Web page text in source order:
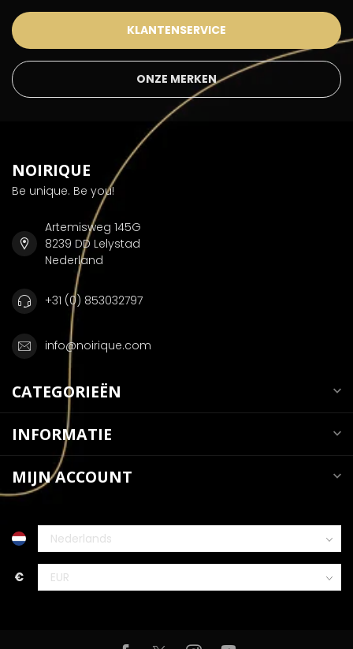
KLANTENSERVICE
ONZE MERKEN
NOIRIQUE
Be unique. Be you!
Artemisweg 145G
8239 DD Lelystad
Nederland
+31 (0) 853032797
info@noirique.com
CATEGORIEËN
INFORMATIE
MIJN ACCOUNT
€